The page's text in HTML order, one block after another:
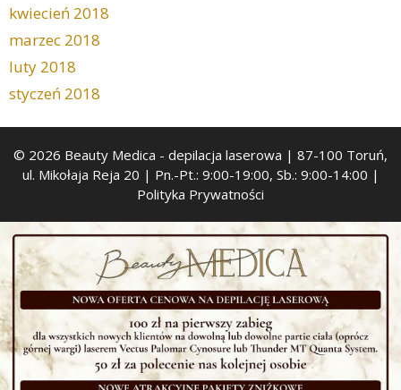
kwiecień 2018
marzec 2018
luty 2018
styczeń 2018
© 2026 Beauty Medica - depilacja laserowa | 87-100 Toruń,
ul. Mikołaja Reja 20 | Pn.-Pt.: 9:00-19:00, Sb.: 9:00-14:00 |
Polityka Prywatności